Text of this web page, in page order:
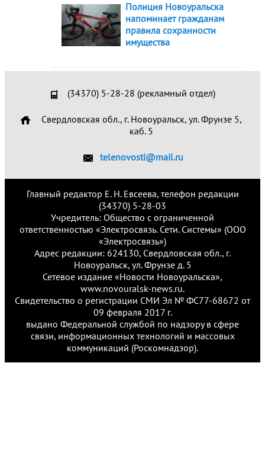
Полиция Новоуральска
напоминает гражданам
правила сохранности
имущества
(34370) 5-28-28 (рекламный отдел)
Свердловская обл., г. Новоуральск, ул. Фрунзе 5,
каб. 5
telenovosti@mail.ru
Главный редактор Е. Н. Евсеева, телефон редакции
(34370) 5-28-03
Учредитель: Общество с ограниченной
ответственностью «Электросвязь. Сети. Системы» (ООО
«Электросвязь»)
Адрес редакции: 624130, Свердловская обл., г.
Новоуральск, ул. Фрунзе д. 5
Сетевое издание «Новости Новоуральска»,
www.novouralsk-news.ru.
Свидетельство о регистрации СМИ Эл № ФС77-68672 от
09 февраля 2017 г.
выдано Федеральной службой по надзору в сфере
связи, информационных технологий и массовых
коммуникаций (Роскомнадзор).